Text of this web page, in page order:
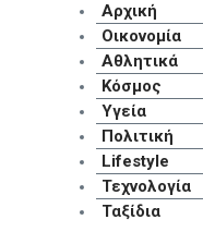
Αρχική
Οικονομία
Αθλητικά
Κόσμος
Υγεία
Πολιτική
Lifestyle
Τεχνολογία
Ταξίδια